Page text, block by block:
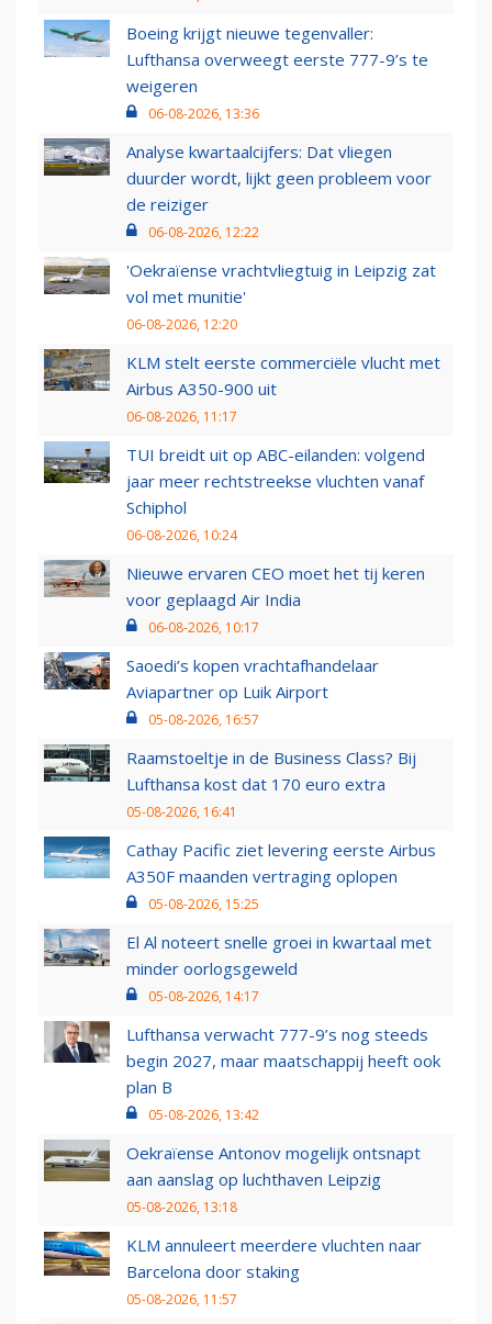
Boeing krijgt nieuwe tegenvaller:
Lufthansa overweegt eerste 777-9’s te
weigeren
06-08-2026, 13:36
Analyse kwartaalcijfers: Dat vliegen
duurder wordt, lijkt geen probleem voor
de reiziger
06-08-2026, 12:22
'Oekraïense vrachtvliegtuig in Leipzig zat
vol met munitie'
06-08-2026, 12:20
KLM stelt eerste commerciële vlucht met
Airbus A350-900 uit
06-08-2026, 11:17
TUI breidt uit op ABC-eilanden: volgend
jaar meer rechtstreekse vluchten vanaf
Schiphol
06-08-2026, 10:24
Nieuwe ervaren CEO moet het tij keren
voor geplaagd Air India
06-08-2026, 10:17
Saoedi’s kopen vrachtafhandelaar
Aviapartner op Luik Airport
05-08-2026, 16:57
Raamstoeltje in de Business Class? Bij
Lufthansa kost dat 170 euro extra
05-08-2026, 16:41
Cathay Pacific ziet levering eerste Airbus
A350F maanden vertraging oplopen
05-08-2026, 15:25
El Al noteert snelle groei in kwartaal met
minder oorlogsgeweld
05-08-2026, 14:17
Lufthansa verwacht 777-9’s nog steeds
begin 2027, maar maatschappij heeft ook
plan B
05-08-2026, 13:42
Oekraïense Antonov mogelijk ontsnapt
aan aanslag op luchthaven Leipzig
05-08-2026, 13:18
KLM annuleert meerdere vluchten naar
Barcelona door staking
05-08-2026, 11:57